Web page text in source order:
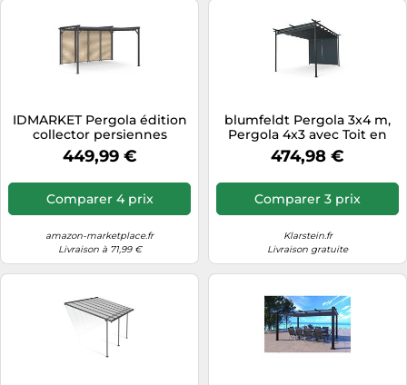
IDMARKET Pergola édition
collector persiennes
horizontales effet bois et
toit rétractable 3x4M 4
anthracite
449,99 €
Comparer 4 prix
amazon-marketplace.fr
Livraison à 71,99 €
blumfeldt Pergola 3x4 m,
Pergola 4x3 avec Toit en
Polyester Résistant &
Stores Latéraux, Armature
Montage Facile, Utilisable
Toute l'Année
474,98 €
Comparer 3 prix
Klarstein.fr
Livraison gratuite